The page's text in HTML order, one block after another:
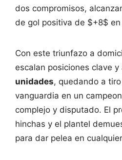
dos compromisos,
de gol positiva de $+8$
Con este triunfazo a
escalan posiciones clave y
unidades, quedando a
vanguardia en un
complejo y disputado. El
hinchas y el plantel
para dar pelea en